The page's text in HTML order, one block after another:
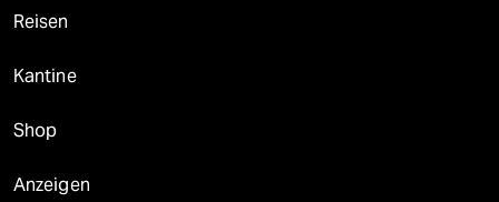
Reisen
Kantine
Shop
Anzeigen